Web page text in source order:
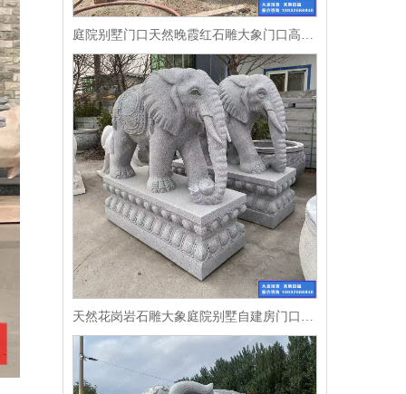
庭院别墅门口天然晚霞红石雕大象门口高端摆件一对
天然花岗岩石雕大象庭院别墅自建房门口摆件石象一对